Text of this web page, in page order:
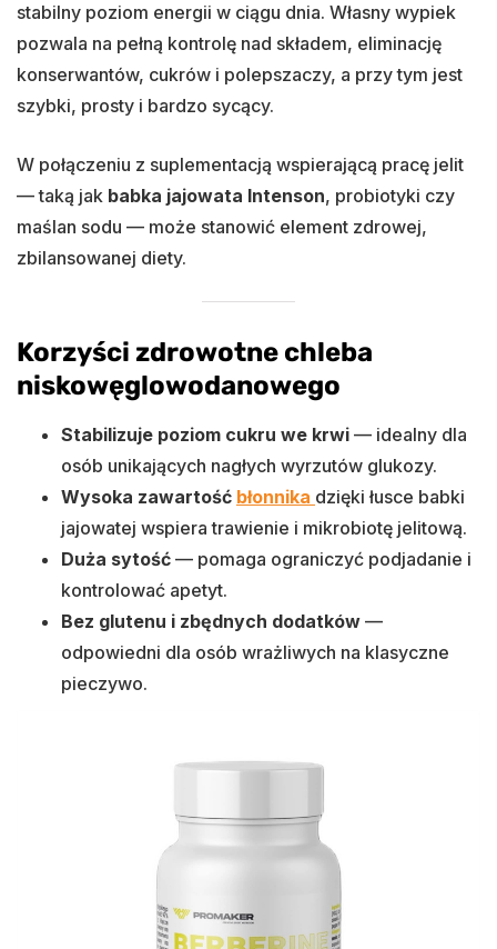
stabilny poziom energii w ciągu dnia. Własny wypiek
pozwala na pełną kontrolę nad składem, eliminację
konserwantów, cukrów i polepszaczy, a przy tym jest
szybki, prosty i bardzo sycący.
W połączeniu z suplementacją wspierającą pracę jelit
— taką jak babka jajowata Intenson, probiotyki czy
maślan sodu — może stanowić element zdrowej,
zbilansowanej diety.
Korzyści zdrowotne chleba
niskowęglowodanowego
Stabilizuje poziom cukru we krwi — idealny dla
osób unikających nagłych wyrzutów glukozy.
Wysoka zawartość błonnika dzięki łusce babki
jajowatej wspiera trawienie i mikrobiotę jelitową.
Duża sytość — pomaga ograniczyć podjadanie i
kontrolować apetyt.
Bez glutenu i zbędnych dodatków —
odpowiedni dla osób wrażliwych na klasyczne
pieczywo.